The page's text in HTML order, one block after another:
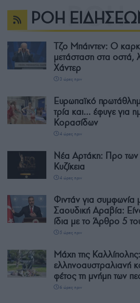
ΡΟΗ
Τζο Μπάιντεν: Ο
μετάσταση στα οστά,
Χάντερ
3 ώρες πριν
Ευρωπαϊκό
τρία και… έφυγε για
Κορασίδων
4 ώρες πριν
Νέα Αρτάκη: Προ
Κυζίκεια
4 ώρες πριν
Φιντάν για συμφωνία
Σαουδική Αραβία:
ίδια με το Άρθρο 5
5 ώρες πριν
Μάχη της
ελληνοαυστραλιανή
φέτος τη μνήμη των
6 ώρες πριν